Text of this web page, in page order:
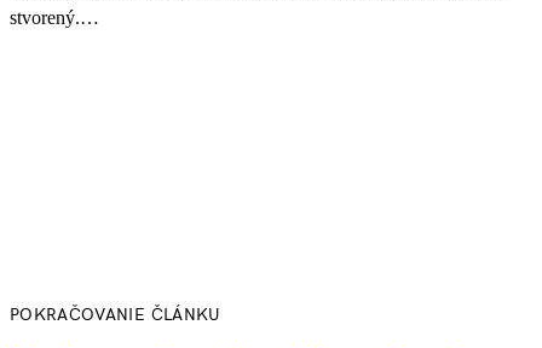
stvorený.…
POKRAČOVANIE ČLÁNKU